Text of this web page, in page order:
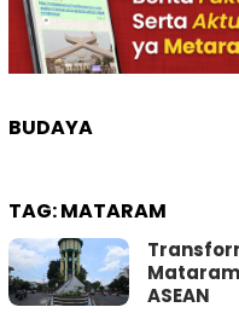
BUDAYA
TAG:MATARAM
ASEAN